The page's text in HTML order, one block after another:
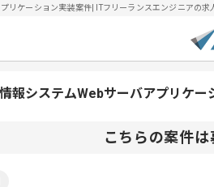
プリケーション実装案件| ITフリーランスエンジニアの
情報システムWebサーバアプリケ
こちらの案件